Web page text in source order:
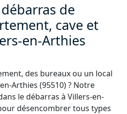
de
cave et
en-Arthies
des bureaux ou un local
Arthies (95510) ? Notre
le débarras à Villers-en-
désencombrer tous types